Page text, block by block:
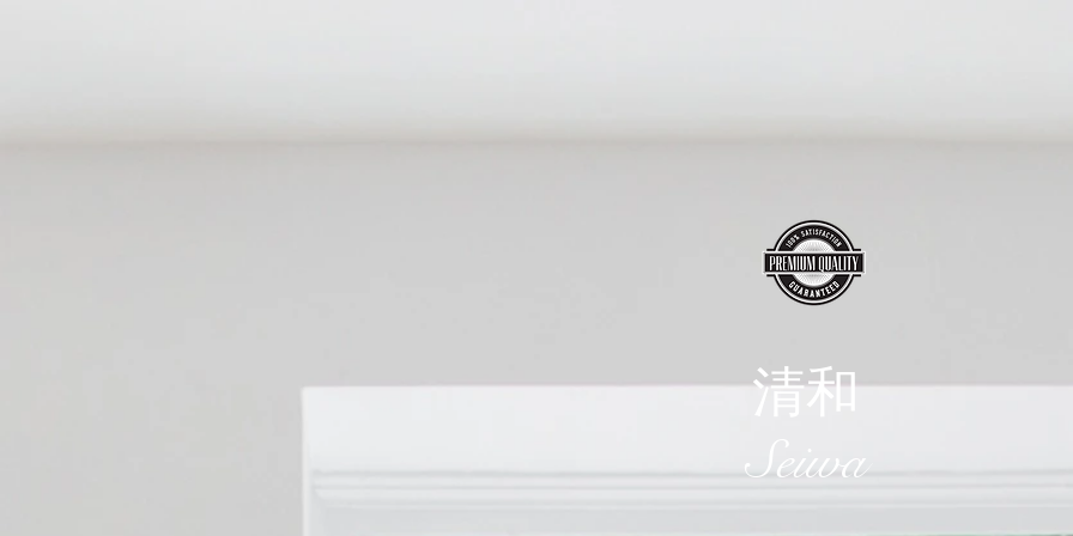
清和
​Seiwa